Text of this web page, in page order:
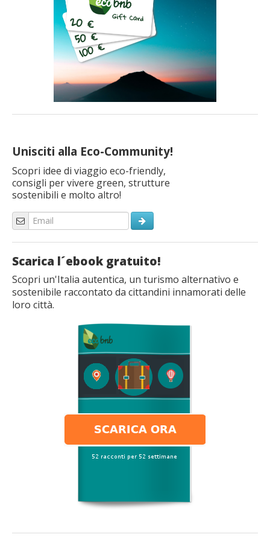
Unisciti alla Eco-Community!
Scopri idee di viaggio eco-friendly,
consigli per vivere green, strutture
sostenibili e molto altro!
Scarica l´ebook gratuito!
Scopri un'Italia autentica, un turismo alternativo e
sostenibile raccontato da cittandini innamorati delle
loro città.